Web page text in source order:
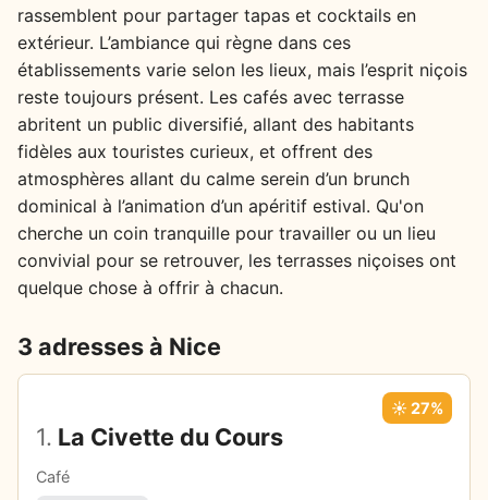
rassemblent pour partager tapas et cocktails en
extérieur. L’ambiance qui règne dans ces
établissements varie selon les lieux, mais l’esprit niçois
reste toujours présent. Les cafés avec terrasse
abritent un public diversifié, allant des habitants
fidèles aux touristes curieux, et offrent des
atmosphères allant du calme serein d’un brunch
dominical à l’animation d’un apéritif estival. Qu'on
cherche un coin tranquille pour travailler ou un lieu
convivial pour se retrouver, les terrasses niçoises ont
quelque chose à offrir à chacun.
3 adresses à Nice
1. La Civette du Cours
Café
☀️ 27%